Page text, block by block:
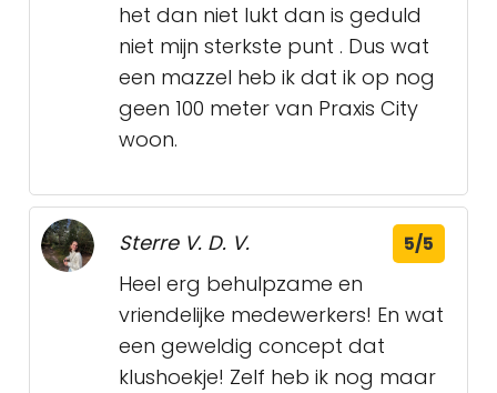
het dan niet lukt dan is geduld
niet mijn sterkste punt . Dus wat
een mazzel heb ik dat ik op nog
geen 100 meter van Praxis City
woon.
Sterre V. D. V. 5/5
Heel erg behulpzame en
vriendelijke medewerkers! En wat
een geweldig concept dat
klushoekje! Zelf heb ik nog maar